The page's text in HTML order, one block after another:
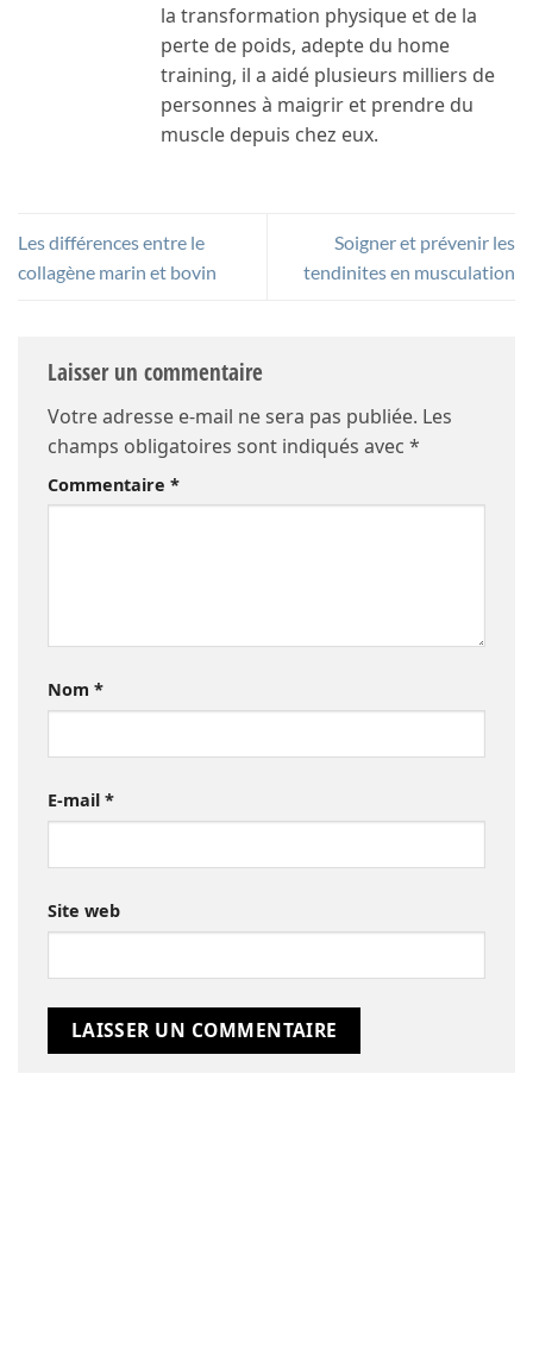
la transformation physique et de la
perte de poids, adepte du home
training, il a aidé plusieurs milliers de
personnes à maigrir et prendre du
muscle depuis chez eux.
Les différences entre le
collagène marin et bovin
Soigner et prévenir les
tendinites en musculation
Laisser un commentaire
Votre adresse e-mail ne sera pas publiée. Les
champs obligatoires sont indiqués avec *
Commentaire *
Nom *
E-mail *
Site web